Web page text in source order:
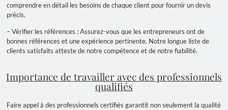
comprendre en détail les besoins de chaque client pour fournir un devis
précis.
– Vérifier les références : Assurez-vous que les entrepreneurs ont de
bonnes références et une expérience pertinente. Notre longue liste de
clients satisfaits atteste de notre compétence et de notre fiabilité.
Importance de travailler avec des professionnels
qualifiés
Faire appel à des professionnels certifiés garantit non seulement la qualité